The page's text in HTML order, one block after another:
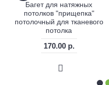
Багет для натяжных
потолков "прищепка"
потолочный для тканевого
потолка
170.00 р.